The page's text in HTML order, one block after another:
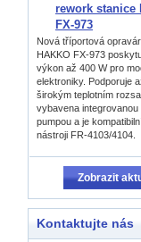
rework stanice
FX-973
Nová tříportová
HAKKO FX-973
výkon až 400 W pro
elektroniky. Podporuje
širokým teplotním
vybavena
pumpou a je
nástroji FR-4103/4104.
Zobrazit
Kontaktujte nás